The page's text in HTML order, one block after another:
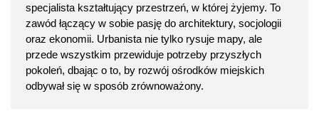
specjalista kształtujący przestrzeń, w której żyjemy. To
zawód łączący w sobie pasję do architektury, socjologii
oraz ekonomii. Urbanista nie tylko rysuje mapy, ale
przede wszystkim przewiduje potrzeby przyszłych
pokoleń, dbając o to, by rozwój ośrodków miejskich
odbywał się w sposób zrównoważony.